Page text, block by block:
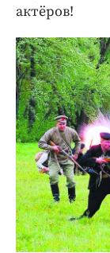
актёров!